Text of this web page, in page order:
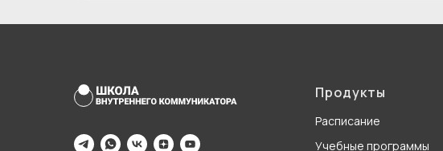
Продукты
Расписание
Учебные программы